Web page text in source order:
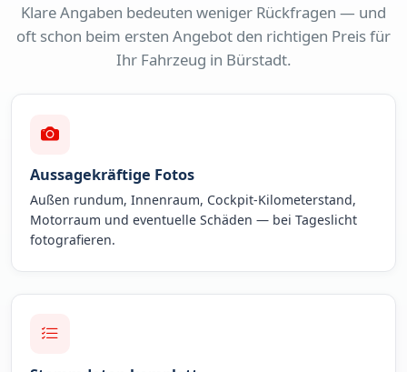
Klare Angaben bedeuten weniger Rückfragen — und
oft schon beim ersten Angebot den richtigen Preis für
Ihr Fahrzeug in Bürstadt.
Aussagekräftige Fotos
Außen rundum, Innenraum, Cockpit-Kilometerstand,
Motorraum und eventuelle Schäden — bei Tageslicht
fotografieren.